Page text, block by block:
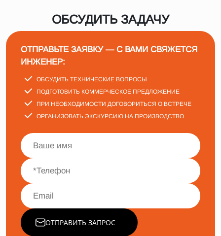
ОБСУДИТЬ ЗАДАЧУ
ОТПРАВЬТЕ ЗАЯВКУ — С ВАМИ СВЯЖЕТСЯ
ИНЖЕНЕР:
ОБСУДИТЬ ТЕХНИЧЕСКИЕ ВОПРОСЫ
ПОДГОТОВИТЬ КОММЕРЧЕСКОЕ ПРЕДЛОЖЕНИЕ
ПРИ НЕОБХОДИМОСТИ ДОГОВОРИТЬСЯ О ВСТРЕЧЕ
ОРГАНИЗОВАТЬ ЭКСКУРСИЮ НА ПРОИЗВОДСТВО
ОТПРАВИТЬ ЗАПРОС